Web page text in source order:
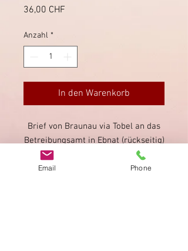
36,00 CHF
Anzahl *
In den Warenkorb
Brief von Braunau via Tobel an das
Betreibungsamt in Ebnat (rückseitig)
im Toggenburg. Briefmarke
beschädigt: Bug/Knick durch die
Email Phone